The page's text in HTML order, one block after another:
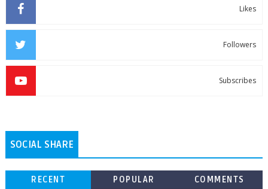
Likes
Followers
Subscribes
SOCIAL SHARE
RECENT POPULAR COMMENTS